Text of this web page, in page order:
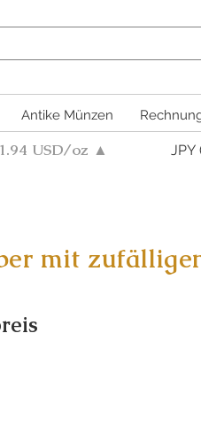
Antike Münzen
USD/oz ▲ JPY
mit